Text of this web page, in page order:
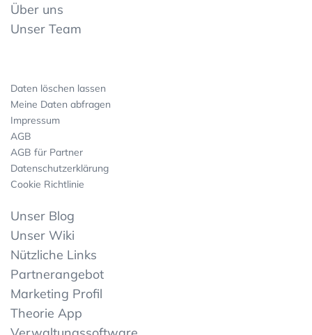
Über uns
Unser Team
Daten löschen lassen
Meine Daten abfragen
Impressum
AGB
AGB für Partner
Datenschutzerklärung
Cookie Richtlinie
Unser Blog
Unser Wiki
Nützliche Links
Partnerangebot
Marketing Profil
Theorie App